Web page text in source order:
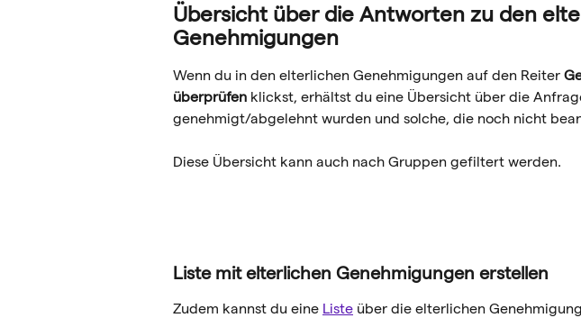
Übersicht über die Antworten zu den
Genehmigungen
Wenn du in den elterlichen Genehmigungen auf den Reiter
überprüfen klickst, erhältst du eine Übersicht über die
genehmigt/abgelehnt wurden und solche, die noch nicht
Diese Übersicht kann auch nach Gruppen gefiltert werden.
Liste mit elterlichen Genehmigungen erstellen
Zudem kannst du eine Liste über die elterlichen